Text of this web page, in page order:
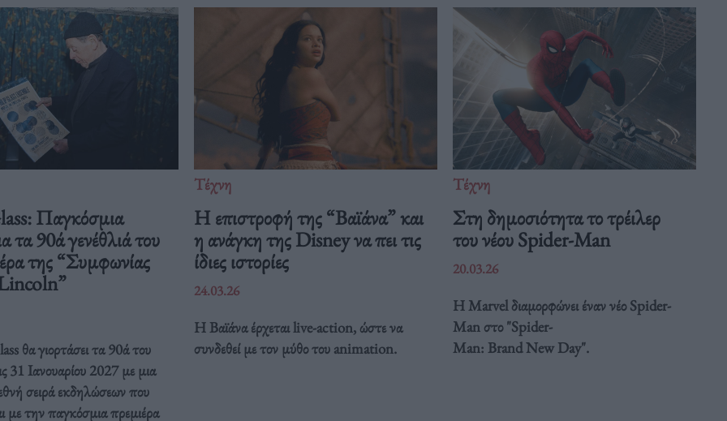
Παγκόσμια
τα 90ά γενέθλιά του
της “Συμφωνίας
θα γιορτάσει τα 90ά του
31 Ιανουαρίου 2027 με μια
σειρά εκδηλώσεων που
με την παγκόσμια πρεμιέρα
Τέχνη
Η επιστροφή της “Βαϊάνα” και
η ανάγκη της Disney να πει τις
ίδιες ιστορίες
24.03.26
Η Βαϊάνα έρχεται live-action, ώστε να
συνδεθεί με τον μύθο του animation.
Τέχνη
Στη δημοσιότητα το τρέιλερ
του νέου Spider-Man
20.03.26
Η Marvel διαμορφώνει έναν νέο Spider-
Man στο "Spider-
Man: Brand New Day".